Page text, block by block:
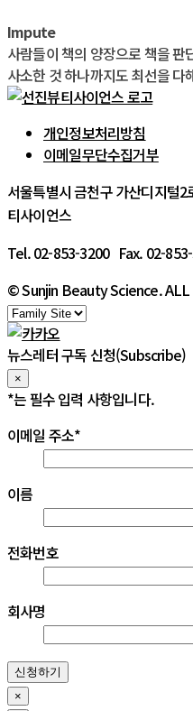
Impute
사람들이 책의 양장으로 책을
사소한 것 하나까지도 최선을
개인정보처리방침
이메일무단수집거부
서울특별시 금천구 가산디지털
티사이언스
Tel. 02-853-3200 Fax. 02-
© Sunjin Beauty Science. ALL
뉴스레터 구독 신청(Subscribe)
×
*는 필수 입력 사항입니다.
이메일 주소*
이름
전화번호
회사명
신청하기
×